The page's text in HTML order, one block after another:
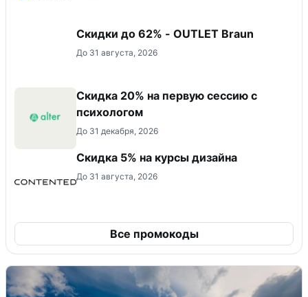
Скидки до 62% - OUTLET Braun
До 31 августа, 2026
Скидка 20% на первую сессию с
психологом
До 31 декабря, 2026
Скидка 5% на курсы дизайна
До 31 августа, 2026
Все промокоды